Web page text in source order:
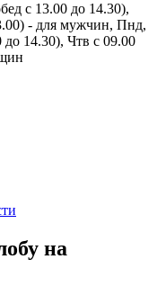
с 13.00 до 14.30),
- для мужчин, Пнд,
14.30), Чтв с 09.00
на